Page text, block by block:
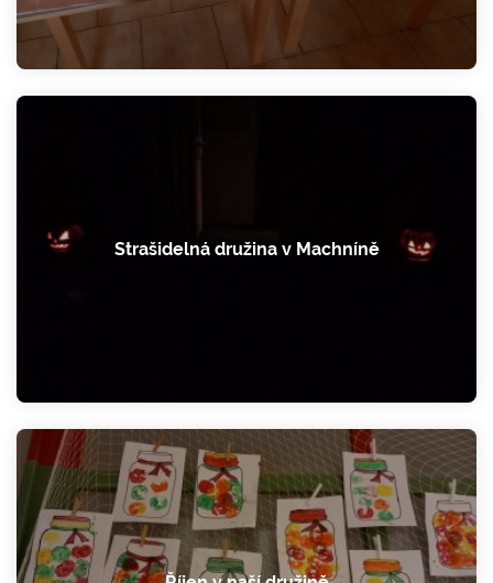
Strašidelná družina v Machníně